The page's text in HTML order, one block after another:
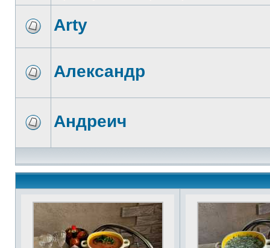
Arty
Александр
Андреич